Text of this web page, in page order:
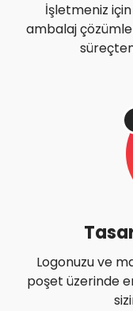
İşletmeniz
ambalaj
Logonuzu ve
poşet üzerinde